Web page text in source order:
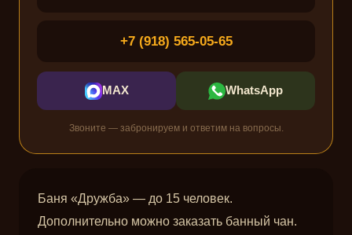
Баня «Дружба» — до 15 человек.
Дополнительно можно заказать банный чан.
+7 (918) 565-05-65
MAX WhatsApp
Звоните — забронируем и ответим на вопросы.